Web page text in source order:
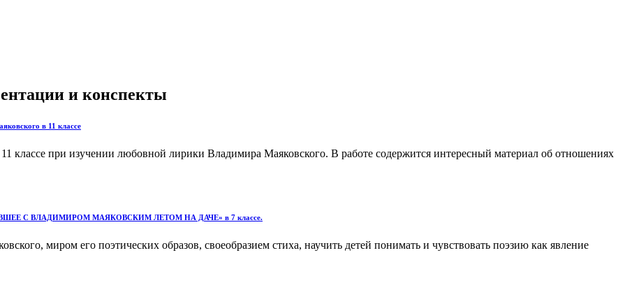
и конспекты
в 11 классе
классе при изучении любовной лирики Владимира Маяковского. В работе содержится интересный материал об отношениях
С ВЛАДИМИРОМ МАЯКОВСКИМ ЛЕТОМ НА ДАЧЕ» в 7 классе.
миром его поэтических образов, своеобразием стиха, научить детей понимать и чувствовать поэ­зию как явление